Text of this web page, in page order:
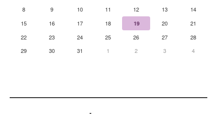
8
9 10 11 12 13
14
15
16 17 18 19 20
21
22
23 24 25 26 27
28
29
30 31 1 2 3 4